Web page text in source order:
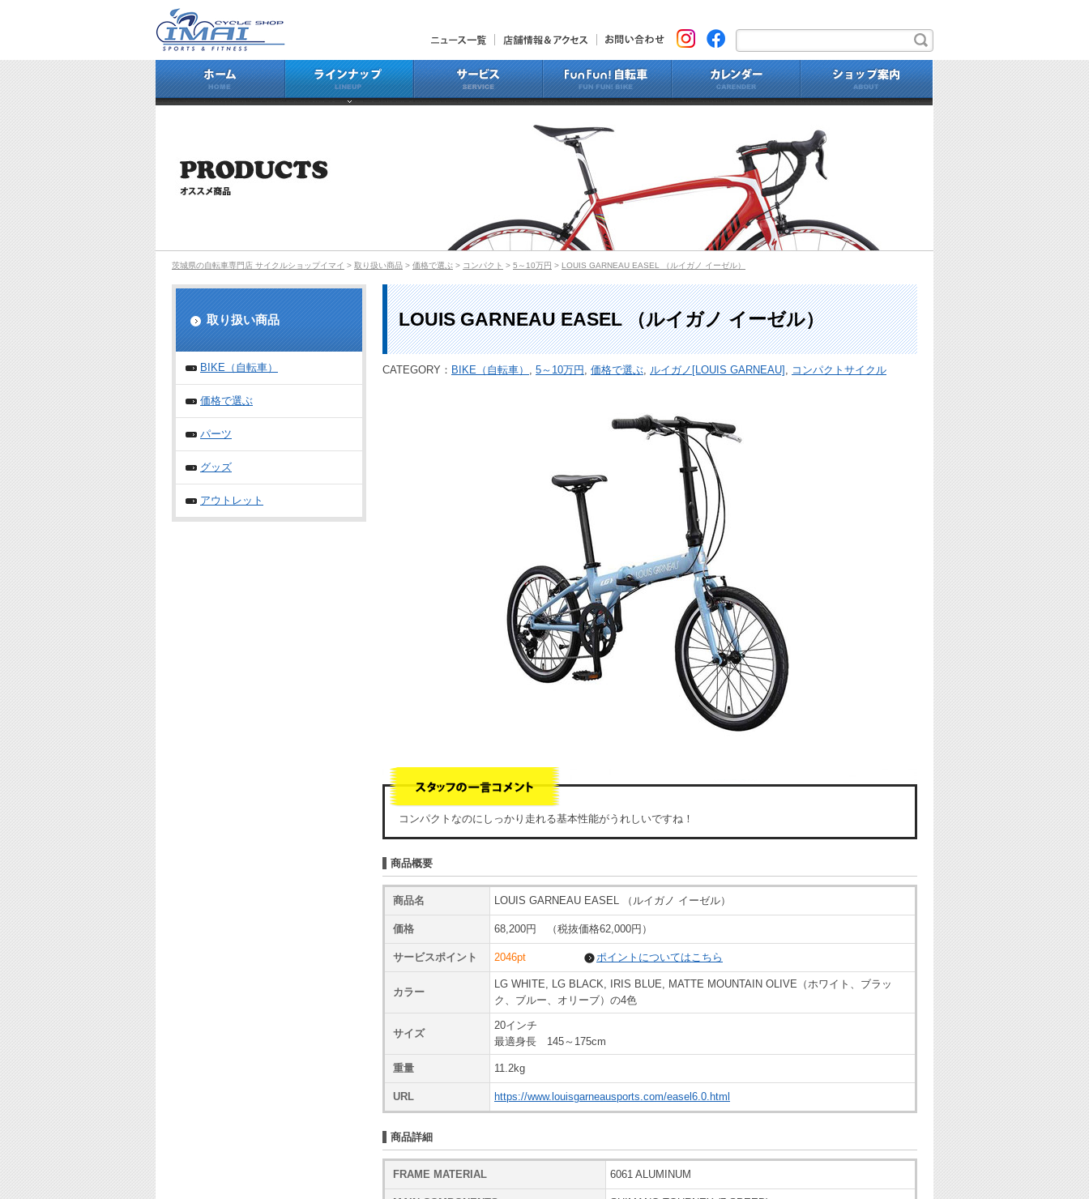
ニュース一覧 店舗情報&アクセスお問い合わせ
ホーム ラインナップ サービス Fun Fun!自転車 カレンダー
茨城県の自転車専門店 サイクルショップイマイ > 取り扱い商品 > 価格で選ぶ > コンパクト > 5～10万円 > LOUIS GARNEAU EASEL （ルイガノ イーゼル）
LOUIS GARNEAU EASEL （ルイガノ イーゼル）
CATEGORY： BIKE（自転車） , 5～10万円 , 価格で選ぶ, ルイガノ[LOUIS GARNEAU] , コンパクトサイクル
コンパクトなのにしっかり走れる基本性能がうれしいですね！
商品概要
商品名 LOUIS GARNEAU EASEL （ルイガノ イーゼル）
価格 68,200円 （税抜価格62,000円）
サービスポイント 2046pt ポイントについてはこちら
カラー
LG WHITE, LG BLACK, IRIS BLUE, MATTE MOUNTAIN OLIVE（ホワイト、ブラッ
ク、ブルー、オリーブ）の4色
サイズ
20インチ
最適身長 145～175cm
重量 11.2kg
URL https://www.louisgarneausports.com/easel6.0.html
商品詳細
FRAME MATERIAL 6061 ALUMINUM
取り扱い商品
BIKE（自転車）
価格で選ぶ
パーツ
グッズ
アウトレット